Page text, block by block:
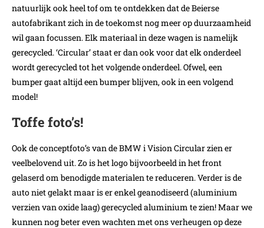
natuurlijk ook heel tof om te ontdekken dat de Beierse
autofabrikant zich in de toekomst nog meer op duurzaamheid
wil gaan focussen. Elk materiaal in deze wagen is namelijk
gerecycled. ‘Circular’ staat er dan ook voor dat elk onderdeel
wordt gerecycled tot het volgende onderdeel. Ofwel, een
bumper gaat altijd een bumper blijven, ook in een volgend
model!
Toffe foto’s!
Ook de conceptfoto’s van de BMW i Vision Circular zien er
veelbelovend uit. Zo is het logo bijvoorbeeld in het front
gelaserd om benodigde materialen te reduceren. Verder is de
auto niet gelakt maar is er enkel geanodiseerd (aluminium
verzien van oxide laag) gerecycled aluminium te zien! Maar we
kunnen nog beter even wachten met ons verheugen op deze